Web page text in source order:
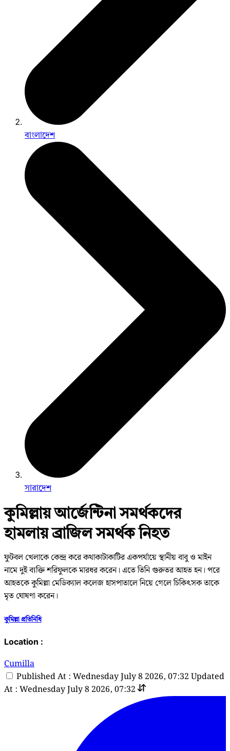
বাংলাদেশ
সারাদেশ
কুমিল্লায় আর্জেন্টিনা সমর্থকদের
হামলায় ব্রাজিল সমর্থক নিহত
ফুটবল খেলাকে কেন্দ্র করে কথাকাটাকাটির একপর্যায়ে স্থানীয় বাবু ও মাইন
নামে দুই ব্যক্তি শরিফুলকে মারধর করেন। এতে তিনি গুরুতর আহত হন। পরে
আহতকে কুমিল্লা মেডিক্যাল কলেজ হাসপাতালে নিয়ে গেলে চিকিৎসক তাকে
মৃত ঘোষণা করেন।
কুমিল্লা প্রতিনিধি
Location :
Cumilla
Published At : Wednesday July 8 2026, 07:32 Updated
At : Wednesday July 8 2026, 07:32